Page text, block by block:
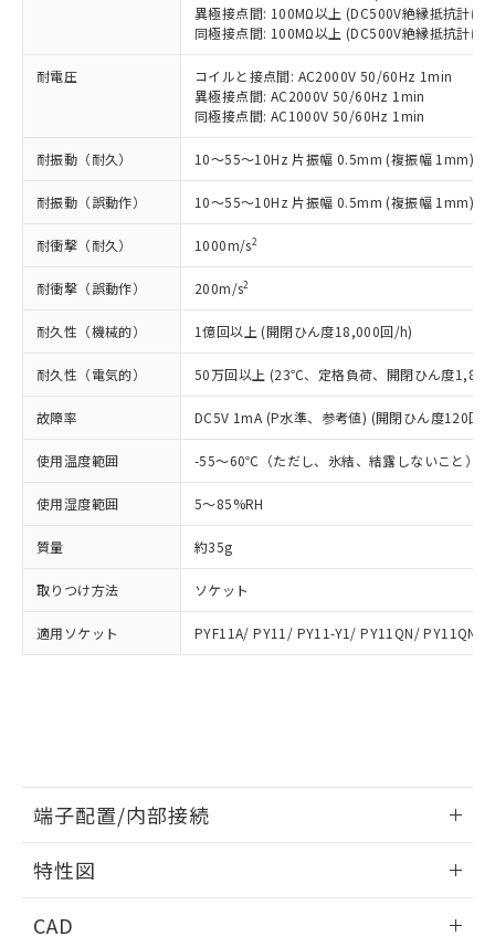
異極接点間: 100MΩ以上 (DC500V絶縁抵抗計に
同極接点間: 100MΩ以上 (DC500V絶縁抵抗計に
耐電圧
コイルと接点間: AC2000V 50/60Hz 1min
異極接点間: AC2000V 50/60Hz 1min
同極接点間: AC1000V 50/60Hz 1min
耐振動（耐久） 10～55～10Hz 片振幅 0.5mm (複振幅 1mm)
耐振動（誤動作） 10～55～10Hz 片振幅 0.5mm (複振幅 1mm)
耐衝撃（耐久） 1000m/s2
耐衝撃（誤動作） 200m/s2
耐久性（機械的） 1億回以上 (開閉ひん度18,000回/h)
耐久性（電気的） 50万回以上 (23℃、定格負荷、開閉ひん度
故障率 DC5V 1mA (P水準、参考値) (開閉ひん度120回/
使用温度範囲 -55～60℃（ただし、氷結、結露しないこと）
使用湿度範囲 5～85%RH
質量 約35g
取りつけ方法 ソケット
適用ソケット PYF11A/ PY11/ PY11-Y1/ PY11QN/ PY11QN-
端子配置/内部接続
端子配置/内部接続
特性図
CAD
在庫状況および標準価格照会結果は、
記載している更新日時点での社内デー
タに基づき作成されるものであり、閲
覧された時点での実際の在庫および標
準価格とは異なる場合があることをご
了承ください。
正式な納期状況および標準価格はお客
様のお取引先、またはお客様担当のオ
ムロン制御機器販売店・当社販売員に
ご相談ください。
オムロン制御機器販売店や当社販売拠
点は「
販売ネットワーク
ください。
在庫状況および標準価格結果を当社の
事前の承諾なく第三者に漏洩または開
示しないようお願いします。
マイパーツ機能（部品リスト作成サー
ビス）をご利用いただくには、I-Web
メンバーズにご登録されている必要が
あります。
お客様が当ウェブサイト上で当社にご
登録された部品リストについて、当社
および当社の共同利用者が、当社の製
品・サービスに関するお客様との取
引・商談に必要な範囲で利用すること
をご了承ください。
※当社の共同利用者とは、 "個人情報
の共同利用に関して"
の「1.共同利
むを得ず変更することがあります。
*EU RoHS指令（10物質）：
鉛(Pb) 1000ppm以下、 水銀(Hg) 1000ppm以下、 カド
ミウム(Cd) 100ppm以下、
六価クロム(Cr(Ⅵ)) 1000ppm以下、ポリ臭化ビフェニル
類(PBB) 1000ppm以下、ポリ臭化ジフェニルエーテル類
(PBDE) 1000ppm以下、フタル酸ビス(2-エチルヘキシ
ル) (DEHP)(別名：DOP) 1000ppm以下、フタル酸ブチ
ルベンジル（BBP） 1000ppm以下、フタル酸ジブチル
(DIBP) 1000ppm以下
但し、RoHS指令で産業用監視および制御機器に対する
適用除外項目は除く。
フタル酸エステル類の４物質については閾値を超える意
図的な使用がないことを確認しています。
※2 対応予定月
部品在庫の切り替え状況などにより、予定
月が前後することがあります。
※3 非含有証明書ダウンロード
下記の非含有証明書をダウンロードするこ
とができます。
EU RoHS指令（10物質）の非含有証明書
51物質の非含有証明書（当社基準）
欄に対応日を記載しておりました。
既に当社にて対応品への在庫切替を完了
していることから、特段のことがない限
り、2022年1月12日より割愛しておりま
す。
「－」：未確認です。当社販売部門へお問
い合わせください。
*中国RoHS10物質の基準値 (GB/T26572)：
Pb(鉛) :1000ppm、 Hg(水銀) : 1000ppm、 Cd(カドミウ
Cr(Ⅵ)(六価クロム) : 1000ppm、 PBBs(ポリ臭化ビフェ
ニル類) : 1000ppm、 PBDEs(ポリ臭化ジフェニルエーテ
ル類) : 1000ppm、
DBP(フタル酸ジブチル) : 1000ppm、 DIBP(フタル酸ジ
イソブチル) : 1000ppm、 BBP(フタル酸ブチルベンジ
ル) : 1000ppm、
DEHP(フタル酸ビス(2-エチルヘキシル)) : 1000ppm
※2 環境保護使用期限
「ｅ」：有害物質（10物質）のすべてが基
準値以下であることを示します。
「10」：通常の使用状況下において有害物
質が外部に漏えいし、環境に深刻な影響を
及ぼさない年数を意味します。
「－」：未確認です。当社販売部門へお問
い合わせください。
為替および外国貿易法に定める商品
（以下｢規制貨物等」という）を輸出
または国外への提供する場合は、日本
国政府の輸出許可(または役務取引許
可)を取得するなどの必要な手続きを
とります。
当社は規制貨物を破棄する場合は、完
全に破砕するなど、違法に輸出されな
いよう必要な手段を講じます。
当社は貴社製品を、核兵器、ミサイ
ル、化学兵器、生物兵器またはその他
武器並びにこれらの製造装置等に一切
使用いたしません。
当社は、貴社製品を第三者に販売する
場合は、上記1、2および3の内容を当
該第三者に通知します。また当社は、
販売先および販売に係わる関係者が違
法に輸出するおそれがある場合は、取
り引きをいたしません。
合意する キャンセル
一定数以上の在庫あり
△ 一定数には満たないが在庫あり
－
在庫なし(最新の在庫状況につ
いては、お客様のお取引先、ま
たはお客様担当のオムロン制御
機器販売店・当社販売員にご確
認ください)
受注生産機種、また在庫状況の
情報を公開していない機種